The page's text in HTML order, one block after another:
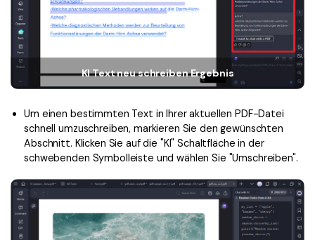
Finanzen
Veröffentlichung
Alle PDF-Funktionen
Sehen Sie, was unsere Nutzer sagen.
Kostenlose PDF-Vorlagen
Bearbeiten, Drucken und Anpassen von kostenlosen Vorlagen.
PDF-Wissen
Download-Zentrum
Laden Sie die leistungsstärksten und einfachsten PDF-Tools
KI Text neu schreiben Ergebnis
Um einen bestimmten Text in Ihrer aktuellen PDF-Datei
schnell umzuschreiben, markieren Sie den gewünschten
Abschnitt. Klicken Sie auf die "KI" Schaltfläche in der
schwebenden Symbolleiste und wählen Sie "Umschreiben".